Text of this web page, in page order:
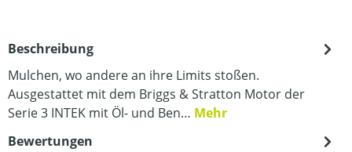
Beschreibung
Mulchen, wo andere an ihre Limits stoßen.
Ausgestattet mit dem Briggs & Stratton Motor der
Serie 3 INTEK mit Öl- und Ben… Mehr
Bewertungen